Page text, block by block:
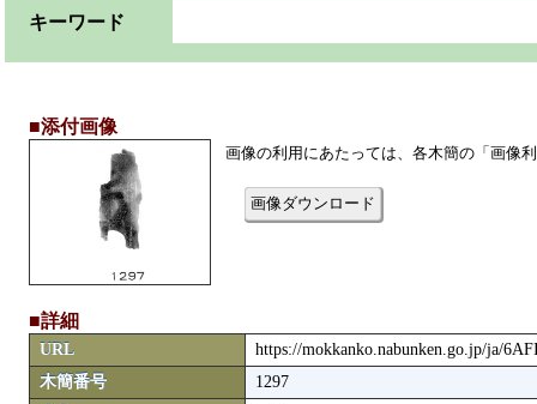
キーワード
■添付画像
画像の利用にあたっては、各木簡の「画像
画像ダウンロード
■詳細
URL
https://mokkanko.nabunken.go.jp/ja/
木簡番号
1297